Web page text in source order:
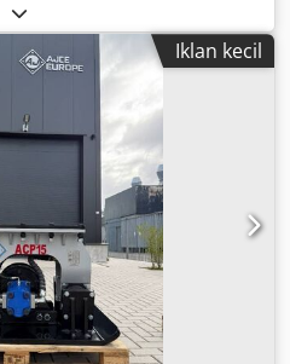
Iklan kecil